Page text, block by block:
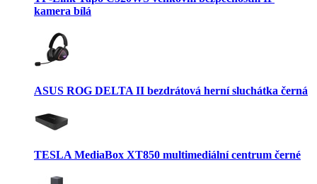
kamera bílá
ASUS ROG DELTA II bezdrátová herní sluchátka černá
TESLA MediaBox XT850 multimediální centrum černé